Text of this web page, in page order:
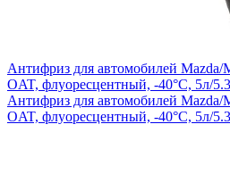
Антифриз для автомобилей
OAT, флуоресцентный, -40°С, 5л/
Антифриз для автомобилей
OAT, флуоресцентный, -40°С, 5л/